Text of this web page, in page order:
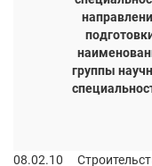
группы
08.02.10